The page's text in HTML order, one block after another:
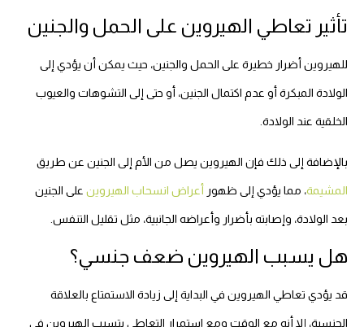
تأثير تعاطي الهيروين على الحمل والجنين
للهيروين أضرار خطيرة على الحمل والجنين، حيث يمكن أن يؤدي إلى
الولادة المبكرة أو عدم اكتمال الجنين، أو حتى إلى التشوهات والعيوب
الخلقية عند الولادة.
بالإضافة إلى ذلك فإن الهيروين يصل من الأم إلى الجنين عن طريق
المشيمة، مما يؤدي إلى ظهور أعراض انسحاب الهيروين على الجنين
بعد الولادة، وإصابته بأضرار وأعراضه الجانبية، مثل تقليل التنفس.
هل يسبب الهيروين ضعف جنسي؟
قد يؤدي تعاطي الهيروين في البداية إلى زيادة الاستمتاع بالعلاقة
الجنسية، إلا أنه مع الوقت ومع استمرار التعاطي يتسبب الهيروين في